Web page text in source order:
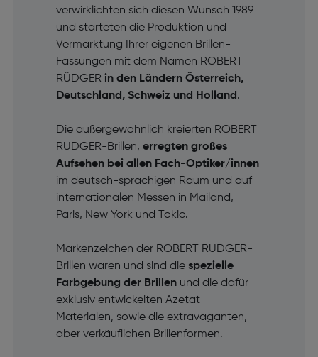
verwirklichten sich diesen Wunsch 1989
und starteten die Produktion und
Vermarktung Ihrer eigenen Brillen-
Fassungen mit dem Namen ROBERT
RÜDGER in den Ländern Österreich,
Deutschland, Schweiz und Holland .
Die außergewöhnlich kreierten ROBERT
RÜDGER-Brillen, erregten großes
Aufsehen bei allen Fach-Optiker/innen
im deutsch-sprachigen Raum und auf
internationalen Messen in Mailand,
Paris, New York und Tokio.
Markenzeichen der ROBERT RÜDGER-
Brillen waren und sind die spezielle
Farbgebung der Brillenund die dafür
exklusiv entwickelten Azetat-
Materialen, sowie die extravaganten,
aber verkäuflichen Brillenformen.